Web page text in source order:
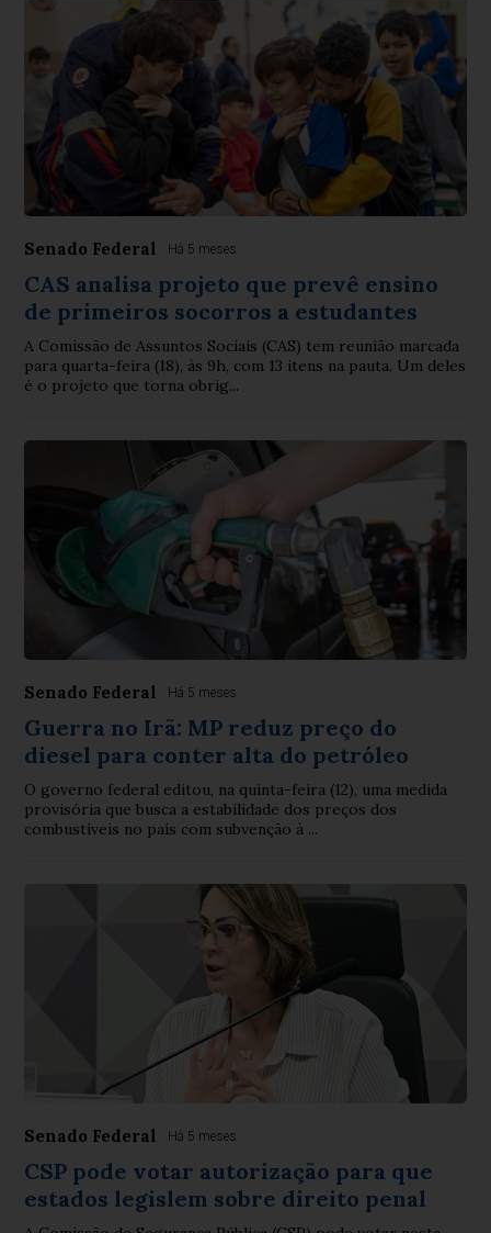
Senado Federal Há 5 meses
CAS analisa projeto que prevê ensino
de primeiros socorros a estudantes
A Comissão de Assuntos Sociais (CAS) tem reunião marcada
para quarta-feira (18), às 9h, com 13 itens na pauta. Um deles
é o projeto que torna obrig...
Senado Federal Há 5 meses
Guerra no Irã: MP reduz preço do
diesel para conter alta do petróleo
O governo federal editou, na quinta-feira (12), uma medida
provisória que busca a estabilidade dos preços dos
combustíveis no país com subvenção à ...
Senado Federal Há 5 meses
CSP pode votar autorização para que
estados legislem sobre direito penal